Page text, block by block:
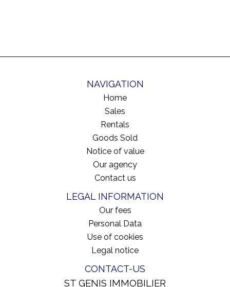
NAVIGATION
Home
Sales
Rentals
Goods Sold
Notice of value
Our agency
Contact us
LEGAL INFORMATION
Our fees
Personal Data
Use of cookies
Legal notice
CONTACT-US
ST GENIS IMMOBILIER